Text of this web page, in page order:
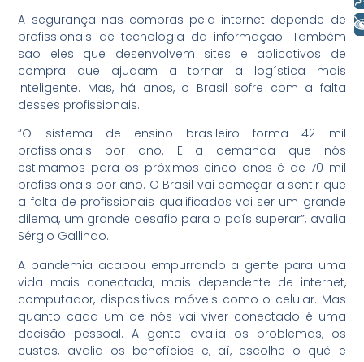
A segurança nas compras pela internet depende de
profissionais de tecnologia da informação. Também
são eles que desenvolvem sites e aplicativos de
compra que ajudam a tornar a logística mais
inteligente. Mas, há anos, o Brasil sofre com a falta
desses profissionais.
“O sistema de ensino brasileiro forma 42 mil
profissionais por ano. E a demanda que nós
estimamos para os próximos cinco anos é de 70 mil
profissionais por ano. O Brasil vai começar a sentir que
a falta de profissionais qualificados vai ser um grande
dilema, um grande desafio para o país superar”, avalia
Sérgio Gallindo.
A pandemia acabou empurrando a gente para uma
vida mais conectada, mais dependente de internet,
computador, dispositivos móveis como o celular. Mas
quanto cada um de nós vai viver conectado é uma
decisão pessoal. A gente avalia os problemas, os
custos, avalia os benefícios e, aí, escolhe o quê e
+ Acessibilidade